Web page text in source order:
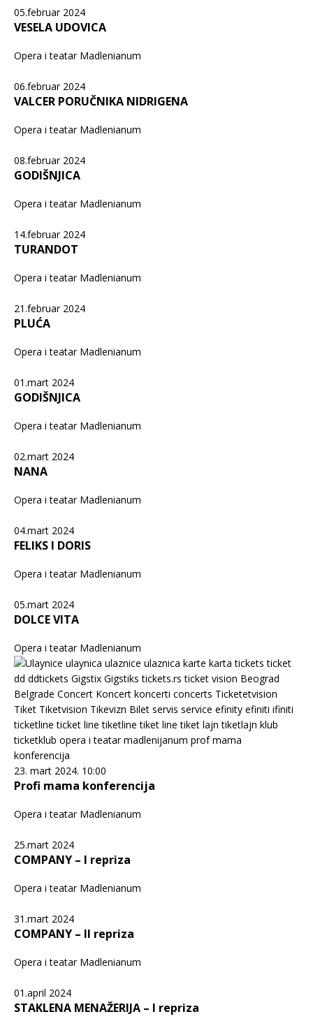
05.februar 2024
VESELA UDOVICA
Opera i teatar Madlenianum
06.februar 2024
VALCER PORUČNIKA NIDRIGENA
Opera i teatar Madlenianum
08.februar 2024
GODIŠNJICA
Opera i teatar Madlenianum
14.februar 2024
TURANDOT
Opera i teatar Madlenianum
21.februar 2024
PLUĆA
Opera i teatar Madlenianum
01.mart 2024
GODIŠNJICA
Opera i teatar Madlenianum
02.mart 2024
NANA
Opera i teatar Madlenianum
04.mart 2024
FELIKS I DORIS
Opera i teatar Madlenianum
05.mart 2024
DOLCE VITA
Opera i teatar Madlenianum
23. mart 2024. 10:00
Profi mama konferencija
Opera i teatar Madlenianum
25.mart 2024
COMPANY – I repriza
Opera i teatar Madlenianum
31.mart 2024
COMPANY – II repriza
Opera i teatar Madlenianum
01.april 2024
STAKLENA MENAŽERIJA – I repriza